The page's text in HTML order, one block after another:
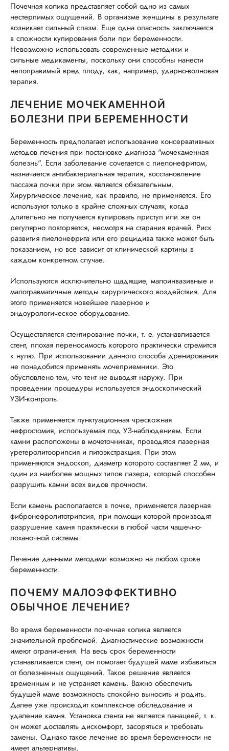
Почечная колика представляет собой одно из самых
нестерпимых ощущений. В организме женщины в результате
возникает сильный спазм. Еще одна опасность заключается
в сложности купирования боли при беременности.
Невозможно использовать современные методики и
сильные медикаменты, поскольку они способны нанести
непоправимый вред плоду, как, например, ударно-волновая
терапия.
ЛЕЧЕНИЕ МОЧЕКАМЕННОЙ
БОЛЕЗНИ ПРИ БЕРЕМЕННОСТИ
Беременность предполагает использование консервативных
методов лечения при постановке диагноза "мочекаменная
болезнь". Если заболевание сочетается с пиелонефритом,
назначается антибактериальная терапия, восстановление
пассажа почки при этом является обязательным.
Хирургическое лечение, как правило, не применяется. Его
используют только в крайне сложных случаях, когда
длительно не получается купировать приступ или же он
регулярно повторяется, несмотря на старания врачей. Риск
развития пиелонефрита или его рецидива также может быть
показанием, но все зависит от клинической картины в
каждом конкретном случае.
Используются исключительно щадящие, малоинвазивные и
малотравматичные методы хирургического воздействия. Для
этого применяется новейшее лазерное и
эндоурологическое оборудование.
Осуществляется стентирование почки, т. е. устанавливается
стент, плохая переносимость которого практически стремится
к нулю. При использовании данного способа дренирования
не понадобится применять мочеприемники. Это
обусловлено тем, что тент не выводят наружу. При
проведении процедуры используется эндоскопический
УЗИ-контроль.
Также применяется пунктуационная чрескожная
нефростомия, используемая под УЗ-наблюдением. Если
камни расположены в мочеточниках, проводятся лазерная
уретеролитоорипсия и литоэкстракция. При этом
применяются эндоскоп, диаметр которого составляет 2 мм, и
один из наиболее мощных типов лазера, который способен
разрушить камни всех видов прочности.
Если камень располагается в почке, применяется лазерная
фибронефролитотрипсия, при помощи которой производят
разрушение камня практически в любой части чашечно-
лоханочной системы.
Лечение данными методами возможно на любом сроке
беременности.
ПОЧЕМУ МАЛОЭФФЕКТИВНО
ОБЫЧНОЕ ЛЕЧЕНИЕ?
Во время беременности почечная колика является
значительной проблемой. Диагностические возможности
имеют ограничения. На весь срок беременности
устанавливается стент, он помогает будущей маме избавиться
от болезненных ощущений. Такое решение является
временным и не устраняет камень. Важно обеспечить
будущей маме возможность спокойно выносить и родить.
Далее уже происходит комплексное обследование и
удаление камня. Установка стента не является панацеей, т. к.
он может доставлять дискомфорт, засоряться и требовать
замены. Однако такое лечение во время беременности не
имеет альтернативы.